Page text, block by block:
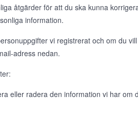
åtgärder för att du ska kunna
information.
vi registrerat och om du
adress nedan.
eller radera den information vi har om